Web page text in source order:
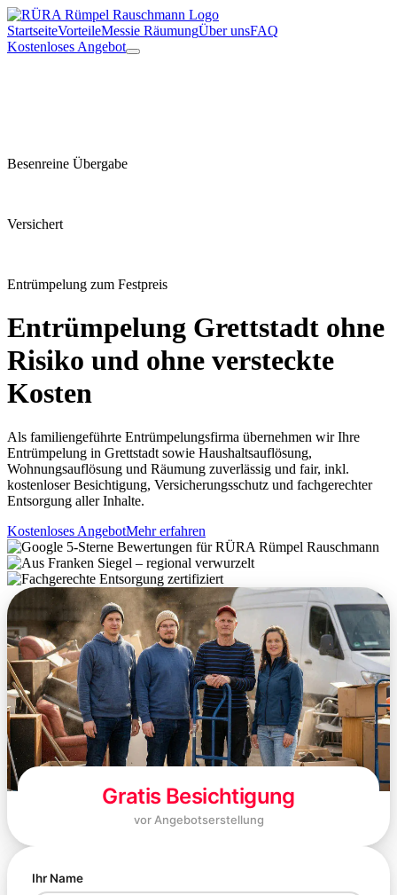
StartseiteVorteileMessie RäumungÜber unsFAQ
Kostenloses Angebot
Besenreine Übergabe
Versichert
Entrümpelung zum Festpreis
Entrümpelung Grettstadt ohne
Risiko und ohne versteckte
Kosten
Als familiengeführte Entrümpelungsfirma übernehmen wir Ihre
Entrümpelung in Grettstadt sowie Haushaltsauflösung,
Wohnungsauflösung und Räumung zuverlässig und fair, inkl.
kostenloser Besichtigung, Versicherungsschutz und fachgerechter
Entsorgung aller Inhalte.
Kostenloses AngebotMehr erfahren
Gratis Besichtigung
vor Angebotserstellung
Ihr Name